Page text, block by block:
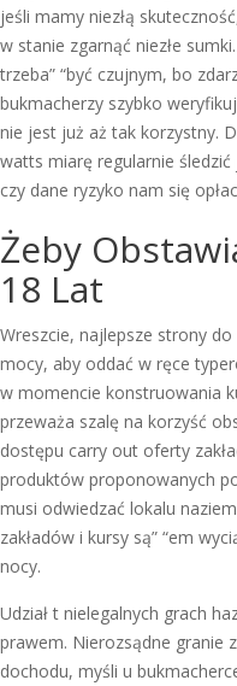
jeśli mamy niezłą
w stanie zgarnąć niezłe
trzeba” “być czujnym, bo
bukmacherzy szybko
nie jest już aż tak korzystny.
watts miarę regularnie
czy dane ryzyko nam się
Żeby
18 Lat
Wreszcie, najlepsze strony
mocy, aby oddać w ręce
w momencie konstruowania
przeważa szalę na korzyść
dostępu carry out oferty
produktów proponowanych
musi odwiedzać lokalu
zakładów i kursy są” “em
nocy.
Udział t nielegalnych grach
prawem. Nierozsądne granie
dochodu, myśli u